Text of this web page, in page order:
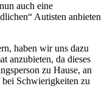
nun auch eine
Autisten anbieten
haben wir uns dazu
anzubieten, da dieses
zu Hause, an
Schwierigkeiten zu